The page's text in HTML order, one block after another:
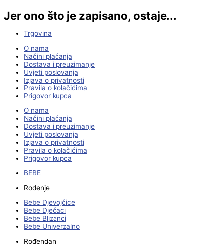
Jer ono što je zapisano, ostaje...
Trgovina
O nama
Načini plaćanja
Dostava i preuzimanje
Uvjeti poslovanja
Izjava o privatnosti
Pravila o kolačićima
Prigovor kupca
O nama
Načini plaćanja
Dostava i preuzimanje
Uvjeti poslovanja
Izjava o privatnosti
Pravila o kolačićima
Prigovor kupca
BEBE
Rođenje
Bebe Djevojčice
Bebe Dječaci
Bebe Blizanci
Bebe Univerzalno
Rođendan